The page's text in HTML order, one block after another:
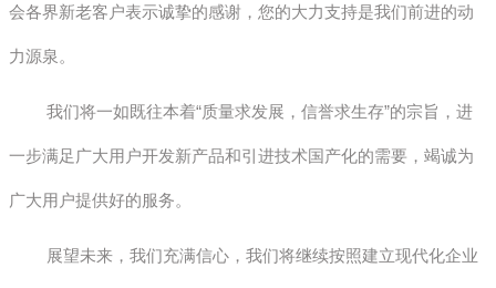
会各界新老客户表示诚挚的感谢，您的大力支持是我们前进的动
力源泉。
我们将一如既往本着“质量求发展，信誉求生存”的宗旨，进
一步满足广大用户开发新产品和引进技术国产化的需要，竭诚为
广大用户提供好的服务。
展望未来，我们充满信心，我们将继续按照建立现代化企业